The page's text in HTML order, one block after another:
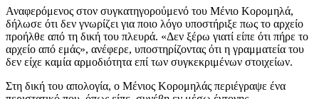
Αναφερόμενος στον συγκατηγορούμενό του Μένιο Κορομηλά,
δήλωσε ότι δεν γνωρίζει για ποιο λόγο υποστήριξε πως το αρχείο
προήλθε από τη δική του πλευρά. «Δεν ξέρω γιατί είπε ότι πήρε το
αρχείο από εμάς», ανέφερε, υποστηρίζοντας ότι η γραμματεία του
δεν είχε καμία αρμοδιότητα επί των συγκεκριμένων στοιχείων.
Στη δική του απολογία, ο Μένιος Κορομηλάς περιέγραψε ένα